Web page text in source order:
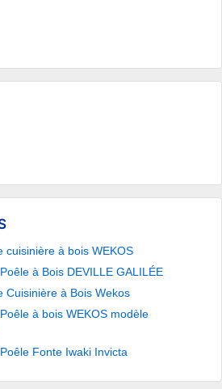
cuisinière à bois WEKOS
à Bois DEVILLE GALILÉE
Cuisinière à Bois Wekos
à bois WEKOS modèle
Fonte Iwaki Invicta